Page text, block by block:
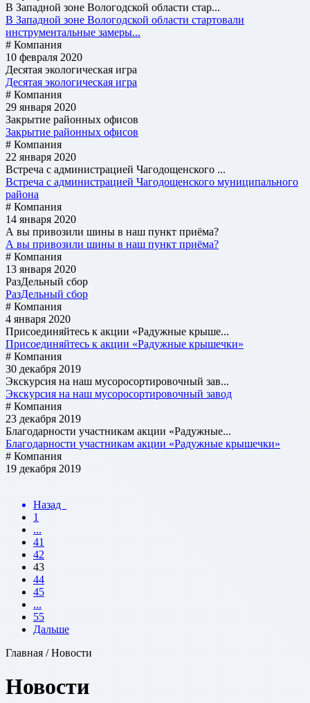
В Западной зоне Вологодской области стар...
В Западной зоне Вологодской области стартовали
инструментальные замеры...
# Компания
10 февраля 2020
Десятая экологическая игра
Десятая экологическая игра
# Компания
29 января 2020
Закрытие районных офисов
Закрытие районных офисов
# Компания
22 января 2020
Встреча с администрацией Чагодощенского ...
Встреча с администрацией Чагодощенского муниципального
района
# Компания
14 января 2020
А вы привозили шины в наш пункт приёма?
А вы привозили шины в наш пункт приёма?
# Компания
13 января 2020
РазДельный сбор
РазДельный сбор
# Компания
4 января 2020
Присоединяйтесь к акции «Радужные крыше...
Присоединяйтесь к акции «Радужные крышечки»
# Компания
30 декабря 2019
Экскурсия на наш мусоросортировочный зав...
Экскурсия на наш мусоросортировочный завод
# Компания
23 декабря 2019
Благодарности участникам акции «Радужные...
Благодарности участникам акции «Радужные крышечки»
# Компания
19 декабря 2019
Назад
1
...
41
42
43
44
45
...
55
Дальше
Главная / Новости
Новости